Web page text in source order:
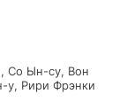
Со Ын-су, Вон
Рири Фрэнки